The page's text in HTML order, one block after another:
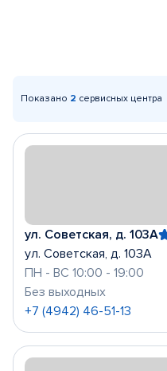
Показано 2 сервисных центра
ул. Советская, д. 103А
ул. Советская, д. 103А
ПН - ВС 10:00 - 19:00
Без выходных
+7 (4942) 46-51-13